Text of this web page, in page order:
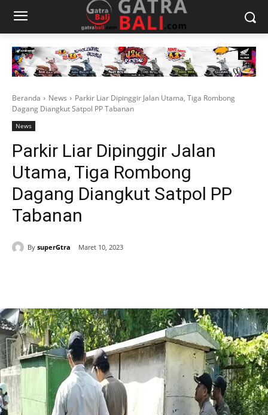
Beranda News
Parkir Liar Dipinggir Jalan Utama, Tiga Rombong
Dagang Diangkut Satpol PP Tabanan
News
Parkir Liar Dipinggir Jalan
Utama, Tiga Rombong
Dagang Diangkut Satpol PP
Tabanan
By superGtra Maret 10, 2023